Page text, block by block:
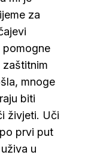
za
pomogne
zaštitnim
mnoge
biti
živjeti. Uči
prvi put
u